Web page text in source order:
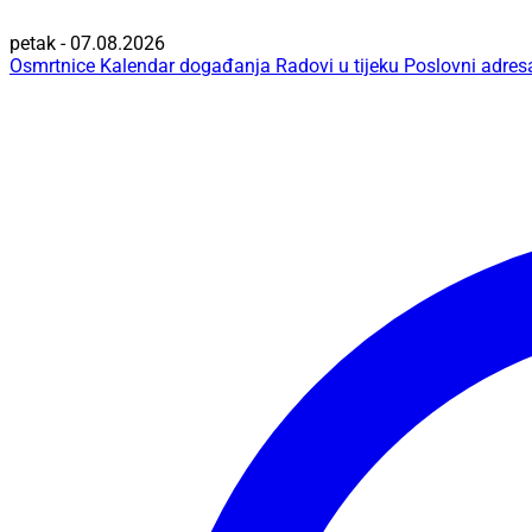
petak - 07.08.2026
Osmrtnice Kalendar događanja Radovi u tijeku Poslovni